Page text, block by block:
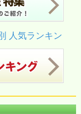
人気ランキン